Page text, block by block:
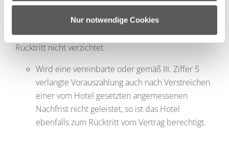
weiteren Daten zusammen, die Sie ihnen bereitgestellt
haben oder die sie im Rahmen Ihrer Nutzung der Dienste
Nur notwendige Cookies
den vertraglich gebuchten Zimmern vorliegen und der
Kunde auf Rückfrage des Hotels auf sein Recht zum
Rücktritt nicht verzichtet.
Wird eine vereinbarte oder gemäß III. Ziffer 5
verlangte Vorauszahlung auch nach Verstreichen
einer vom Hotel gesetzten angemessenen
Nachfrist nicht geleistet, so ist das Hotel
ebenfalls zum Rücktritt vom Vertrag berechtigt.